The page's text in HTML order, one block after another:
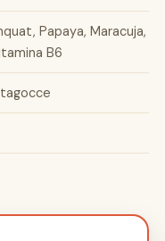
Papaya, Maracuja,
B6